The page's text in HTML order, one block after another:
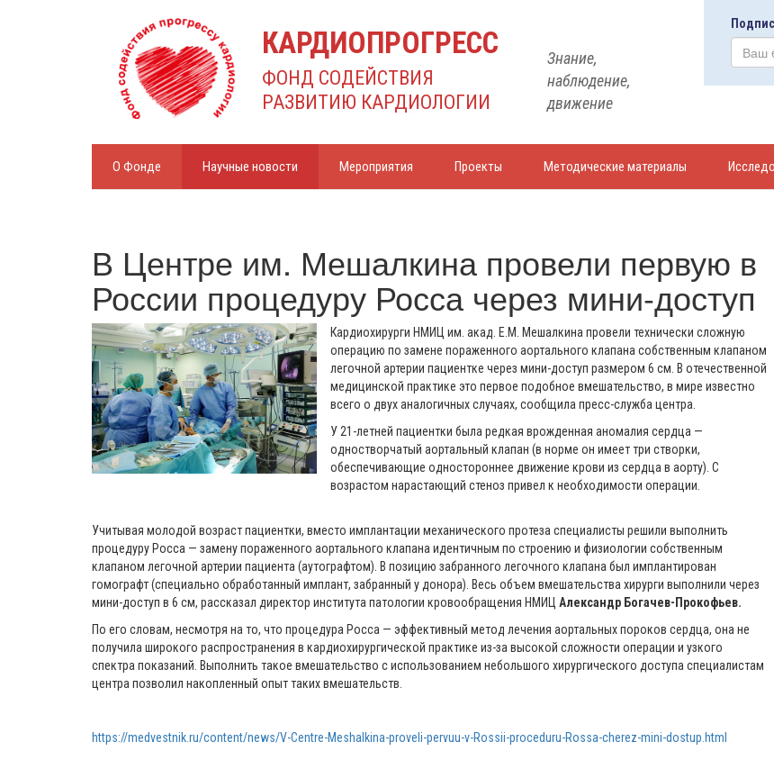
КАРДИОПРОГРЕСС
ФОНД СОДЕЙСТВИЯ
РАЗВИТИЮ КАРДИОЛОГИИ
Знание,
наблюдение,
движение
О Фонде Научные новости Мероприятия Проекты Методические материалы
В Центре им. Мешалкина провели первую в
России процедуру Росса через мини-доступ
Кардиохирурги НМИЦ им. акад. Е.М. Мешалкина провели технически сложную
операцию по замене пораженного аортального клапана собственным клапаном
легочной артерии пациентке через мини-доступ размером 6 см. В отечественной
медицинской практике это первое подобное вмешательство, в мире известно
всего о двух аналогичных случаях, сообщила пресс-служба центра.
У 21-летней пациентки была редкая врожденная аномалия сердца —
одностворчатый аортальный клапан (в норме он имеет три створки,
обеспечивающие одностороннее движение крови из сердца в аорту). С
возрастом нарастающий стеноз привел к необходимости операции.
Учитывая молодой возраст пациентки, вместо имплантации механического протеза специалисты решили выполнить
процедуру Росса — замену пораженного аортального клапана идентичным по строению и физиологии собственным
клапаном легочной артерии пациента (аутографтом). В позицию забранного легочного клапана был имплантирован
гомографт (специально обработанный имплант, забранный у донора). Весь объем вмешательства хирурги выполнили через
мини-доступ в 6 см, рассказал директор института патологии кровообращения НМИЦ Александр Богачев-Прокофьев.
По его словам, несмотря на то, что процедура Росса — эффективный метод лечения аортальных пороков сердца, она не
получила широкого распространения в кардиохирургической практике из-за высокой сложности операции и узкого
спектра показаний. Выполнить такое вмешательство с использованием небольшого хирургического доступа специалистам
центра позволил накопленный опыт таких вмешательств.
https://medvestnik.ru/content/news/V-Centre-Meshalkina-proveli-pervuu-v-Rossii-proceduru-Rossa-cherez-mini-dostup.html